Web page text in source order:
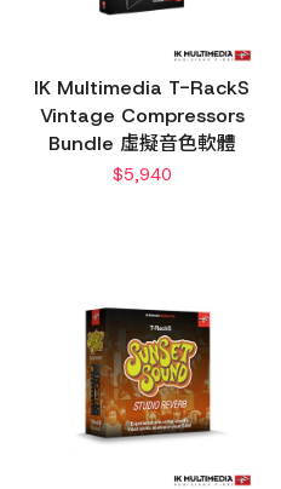
IK Multimedia T-RackS
Vintage Compressors
Bundle 虛擬音色軟體
$5,940